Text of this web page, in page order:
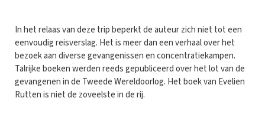
In het relaas van deze trip beperkt de auteur zich niet tot een
eenvoudig reisverslag. Het is meer dan een verhaal over het
bezoek aan diverse gevangenissen en concentratiekampen.
Talrijke boeken werden reeds gepubliceerd over het lot van de
gevangenen in de Tweede Wereldoorlog. Het boek van Evelien
Rutten is niet de zoveelste in de rij.